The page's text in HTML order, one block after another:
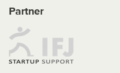
Partner